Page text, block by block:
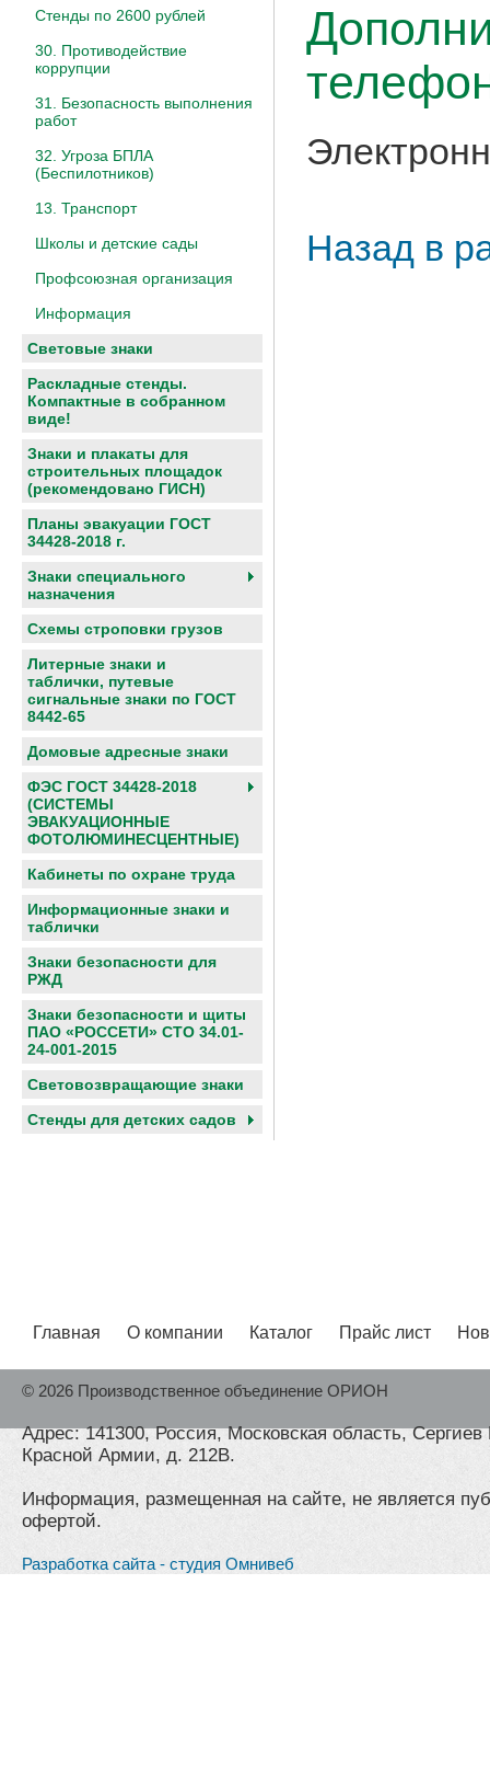
Стенды по 2600 рублей
30. Противодействие
коррупции
31. Безопасность выполнения
работ
32. Угроза БПЛА
(Беспилотников)
13. Транспорт
Школы и детские сады
Профсоюзная организация
Информация
Световые знаки
Раскладные стенды.
Компактные в собранном
виде!
Знаки и плакаты для
строительных площадок
(рекомендовано ГИСН)
Планы эвакуации ГОСТ
34428-2018 г.
Знаки специального
назначения
Схемы строповки грузов
Литерные знаки и
таблички, путевые
сигнальные знаки по ГОСТ
8442-65
Домовые адресные знаки
ФЭС ГОСТ 34428-2018
(СИСТЕМЫ
ЭВАКУАЦИОННЫЕ
ФОТОЛЮМИНЕСЦЕНТНЫЕ)
Кабинеты по охране труда
Информационные знаки и
таблички
Знаки безопасности для
РЖД
Знаки безопасности и щиты
ПАО «РОССЕТИ» СТО 34.01-
24-001-2015
Световозвращающие знаки
Cтенды для детских садов
Назад в
Главная О компании Каталог Прайс лист
© 2026 Производственное объединение ОРИОН
Адрес: 141300, Россия, Московская область,
Красной Армии, д. 212В.
Информация, размещенная на сайте, не является
офертой.
Разработка сайта - студия Омнивеб